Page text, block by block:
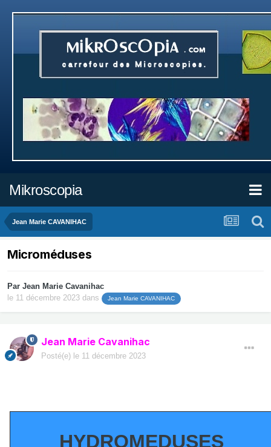
Mikroscopia
Jean Marie CAVANIHAC
Microméduses
Par Jean Marie Cavanihac
le 11 décembre 2023 dans Jean Marie CAVANIHAC
Jean Marie Cavanihac
Posté(e) le 11 décembre 2023
HYDROMEDUSES